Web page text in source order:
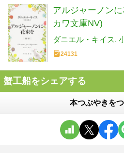
アルジャーノン
カワ文庫NV)
ダニエル・キイス
24131
蟹工船をシェアする
本つぶやきを